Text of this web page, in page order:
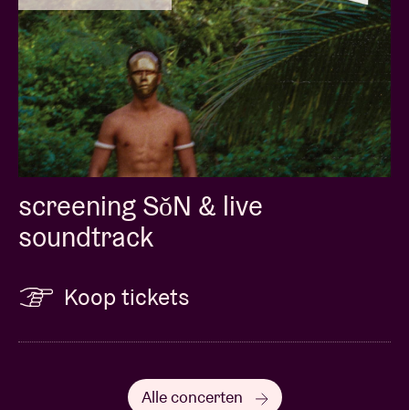
screening SǒN & live
soundtrack
Koop tickets
Alle concerten